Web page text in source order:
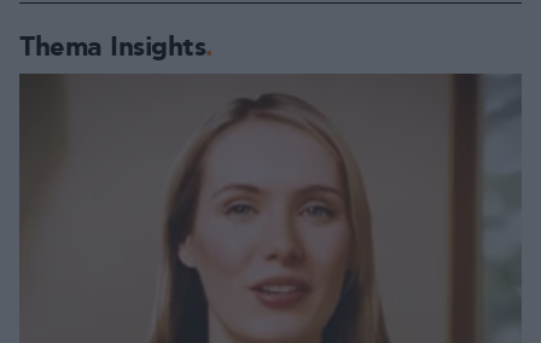
Thema Insights